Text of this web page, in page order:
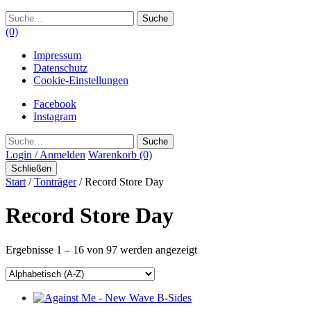
Suche
(0)
Impressum
Datenschutz
Cookie-Einstellungen
Facebook
Instagram
Suche
Login / Anmelden Warenkorb (0)
Schließen
Start /Tonträger/ Record Store Day
Record Store Day
Ergebnisse 1 – 16 von 97 werden angezeigt